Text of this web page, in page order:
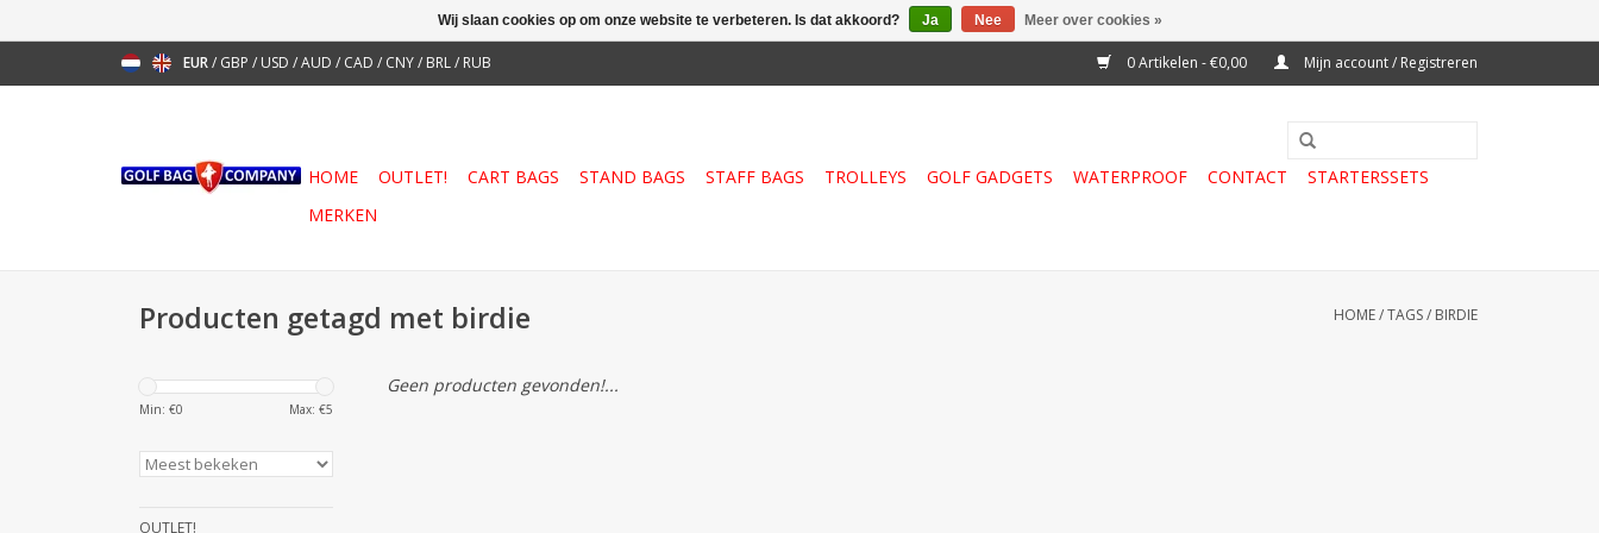
EUR/ GBP / USD /AUD / CAD / CNY/ BRL/ RUB 0 Artikelen - €0,00 Mijn account / Registreren
HOME OUTLET! CART BAGS STAND BAGS STAFF BAGS TROLLEYS GOLF GADGETS WATERPROOF CONTACT
STARTERSSETS
MERKEN
Producten getagd met birdie HOME/TAGS/ BIRDIE
Min: €0 Max: €5
OUTLET!
Geen producten gevonden!...
Wij slaan cookies op om onze website te verbeteren. Is dat akkoord? Ja Nee Meer over cookies »